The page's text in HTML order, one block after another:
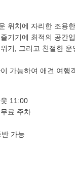
위치에 자리한 조용
기기에 최적의 공간
기, 그리고 친절한
가능하여 애견 여행
11:00
료 주차
가능